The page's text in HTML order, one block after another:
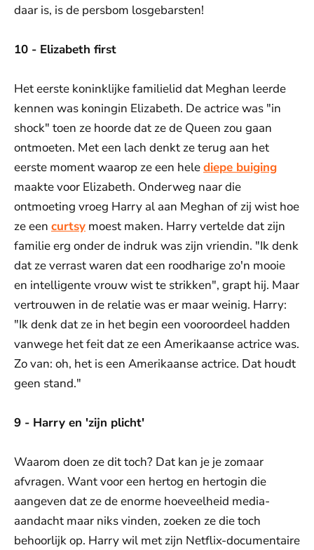
daar is, is de persbom losgebarsten!
10 - Elizabeth first
Het eerste koninklijke familielid dat Meghan leerde
kennen was koningin Elizabeth. De actrice was "in
shock" toen ze hoorde dat ze de Queen zou gaan
ontmoeten. Met een lach denkt ze terug aan het
eerste moment waarop ze een helediepe buiging
maakte voor Elizabeth. Onderweg naar die
ontmoeting vroeg Harry al aan Meghan of zij wist hoe
ze een curtsy moest maken. Harry vertelde dat zijn
familie erg onder de indruk was zijn vriendin. "Ik denk
dat ze verrast waren dat een roodharige zo'n mooie
en intelligente vrouw wist te strikken", grapt hij. Maar
vertrouwen in de relatie was er maar weinig. Harry:
"Ik denk dat ze in het begin een vooroordeel hadden
vanwege het feit dat ze een Amerikaanse actrice was.
Zo van: oh, het is een Amerikaanse actrice. Dat houdt
geen stand."
9 - Harry en 'zijn plicht'
Waarom doen ze dit toch? Dat kan je je zomaar
afvragen. Want voor een hertog en hertogin die
aangeven dat ze de enorme hoeveelheid media-
aandacht maar niks vinden, zoeken ze die toch
behoorlijk op. Harry wil met zijn Netflix-documentaire